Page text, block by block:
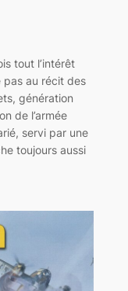
tout l’intérêt
pas au récit des
génération
de l’armée
servi par une
toujours aussi